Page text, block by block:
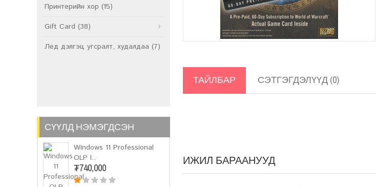
Принтерийн хор (15)
Gift Card (38)
Лед дэлгэц угсралт, худалдаа (7)
СҮҮЛД НЭМЭГДСЭН
Windows 11 Professional
OLP l..
₮740,000
ТАЙЛБАР СЭТГЭГДЭЛҮҮД (0)
ИЖИЛ БАРААНУУД